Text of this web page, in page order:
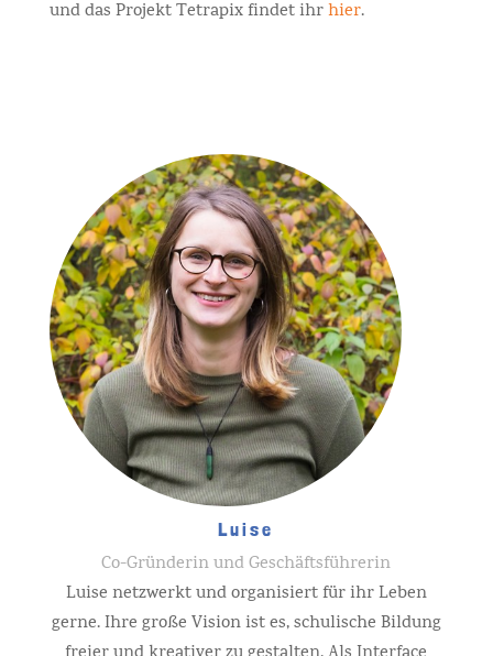
und das Projekt Tetrapix findet ihrhier.
Luise
Co-Gründerin und Geschäftsführerin
Luise netzwerkt und organisiert für ihr Leben
gerne. Ihre große Vision ist es, schulische Bildung